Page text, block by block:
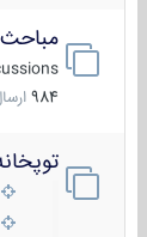
مباحث
984 ارسال